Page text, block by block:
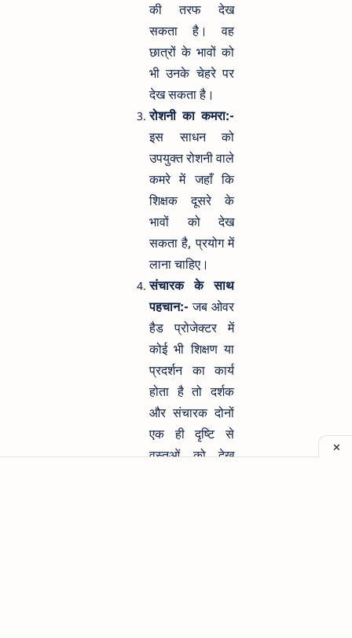
की तरफ देख
सकता है। वह
छात्रों के भावों को
भी उनके चेहरे पर
देख सकता है।
रोशनी का कमरा:-
इस साधन को
उपयुक्त रोशनी वाले
कमरे में जहाँ कि
शिक्षक दूसरे के
भावों को देख
सकता है, प्रयोग में
लाना चाहिए।
संचारक के साथ
पहचान:- जब ओवर
हैड प्रोजेक्टर में
कोई भी शिक्षण या
प्रदर्शन का कार्य
होता है तो दर्शक
और संचारक दोनों
एक ही दृष्टि से
वस्तुओं को देख